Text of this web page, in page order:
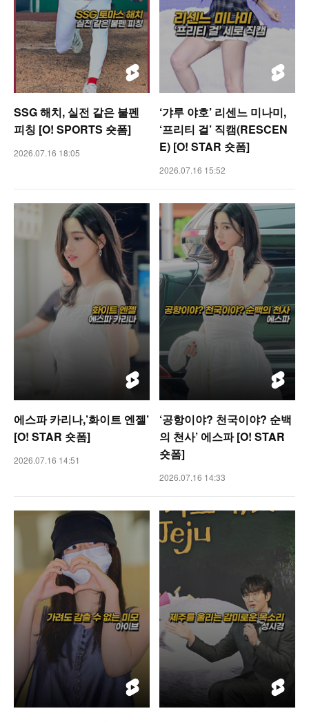
SSG 해치, 실전 같은 불펜
피칭 [O! SPORTS 숏폼]
2026.07.16 18:05
‘갸루 야호’ 리센느 미나미,
‘프리티 걸’ 직캠(RESCEN
E) [O! STAR 숏폼]
2026.07.16 15:52
에스파 카리나,’화이트 엔젤’
[O! STAR 숏폼]
2026.07.16 14:51
‘공항이야? 천국이야? 순백
의 천사’ 에스파 [O! STAR
숏폼]
2026.07.16 14:33